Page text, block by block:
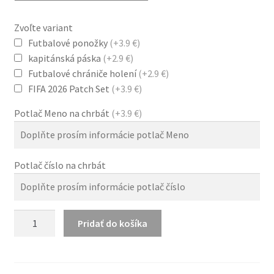
Zvoľte variant
Futbalové ponožky (+3.9 €)
kapitánská páska (+2.9 €)
Futbalové chrániče holení(+2.9 €)
FIFA 2026 Patch Set (+3.9 €)
Potlač Meno na chrbát (+3.9 €)
Potlač číslo na chrbát
Pridať do košíka